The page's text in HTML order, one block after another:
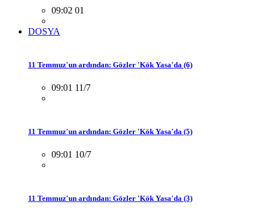
09:02 01
DOSYA
11 Temmuz'un ardından: Gözler 'Kök Yasa'da (6)
09:01 11/7
11 Temmuz'un ardından: Gözler 'Kök Yasa'da (5)
09:01 10/7
11 Temmuz'un ardından: Gözler 'Kök Yasa'da (3)